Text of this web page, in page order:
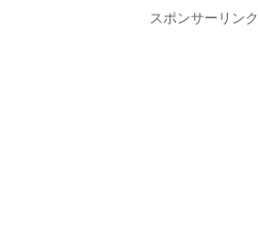
スポンサーリンク